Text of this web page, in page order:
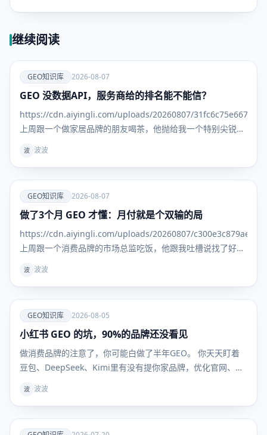
继续阅读
爱
GEO知识
GEO知识库 2026-08-07
GEO 没数据API，服务商给的排名能不能信？
https://cdn.aiyingli.com/uploads/20260807/
上周跟一个做家居品牌的朋友喝茶，他抛给我一个特别尖锐的
样。更离谱
波 波波
爱
GEO知识
库
GEO知识库 2026-08-07
做了3个月 GEO 才懂：月付就是个双输的局
https://cdn.aiyingli.com/uploads/20260807/
上周跟一个消费品牌的市场总监吃饭，他跟我吐槽说找了好几
月，效果好
波 波波
爱
GEO知识
GEO知识库 2026-08-05
小红书 GEO 的坑，90%的品牌还没看见
做消费品牌的注意了，你可能白做了半年GEO。 你天天盯着
豆包、DeepSeek、Kimi里有没有提你家品牌，优化官网、发
候，根本不看这些。 他们问AI："敏感肌用什么面霜不踩
波 波波